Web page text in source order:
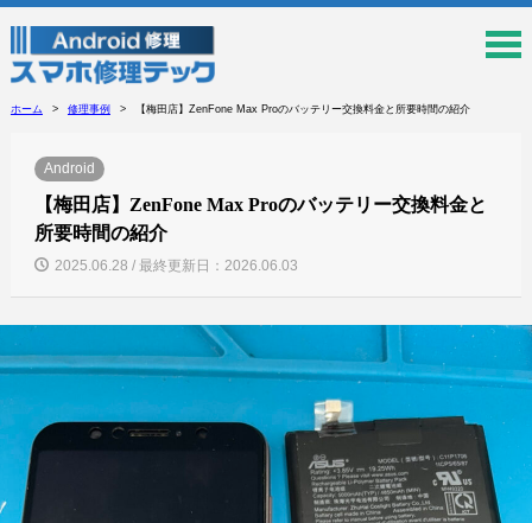
ホーム 修理事例 【梅田店】ZenFone Max Proのバッテリー交換料金と所要時間の紹介
Android
【梅田店】ZenFone Max Proのバッテリー交換料金と
所要時間の紹介
2025.06.28 / 最終更新日：2026.06.03